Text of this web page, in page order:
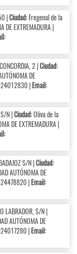
|Ciudad:Fregenal de la
DE EXTREMADURA |
2 |Ciudad:
DE
|Email:
N |Ciudad:Oliva de la
DE EXTREMADURA |
S/N |Ciudad:
AUTÓNOMA DE
|Email:
LABRADOR, S/N |
AUTÓNOMA DE
|Email: